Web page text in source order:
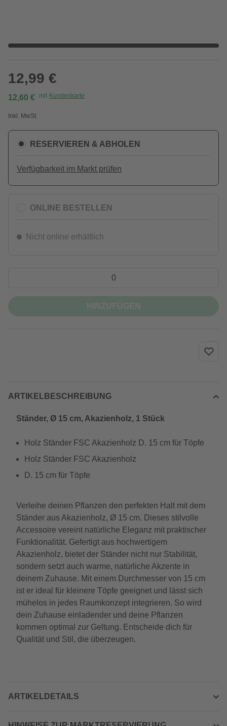
12,99 €
12,60 € mit Kundenkarte
Inkl. MwSt.
RESERVIEREN & ABHOLEN
Verfügbarkeit im Markt prüfen
ONLINE BESTELLEN
Nicht online erhältlich
ARTIKELBESCHREIBUNG
Ständer, Ø 15 cm, Akazienholz, 1 Stück
Holz Ständer FSC Akazienholz D. 15 cm für Töpfe
Holz Ständer FSC Akazienholz
D. 15 cm für Töpfe
Verleihe deinen Pflanzen den perfekten Halt mit dem
Ständer aus Akazienholz, Ø 15 cm. Dieses stilvolle
Accessoire vereint natürliche Eleganz mit praktischer
Funktionalität. Gefertigt aus hochwertigem
Akazienholz, bietet der Ständer nicht nur Stabilität,
sondern setzt auch warme, natürliche Akzente in
deinem Zuhause. Mit einem Durchmesser von 15 cm
ist er ideal für kleinere Töpfe geeignet und lässt sich
mühelos in jedes Raumkonzept integrieren. So wird
dein Zuhause einladender und deine Pflanzen
kommen optimal zur Geltung. Entscheide dich für
Qualität und Stil, die überzeugen.
ARTIKELDETAILS